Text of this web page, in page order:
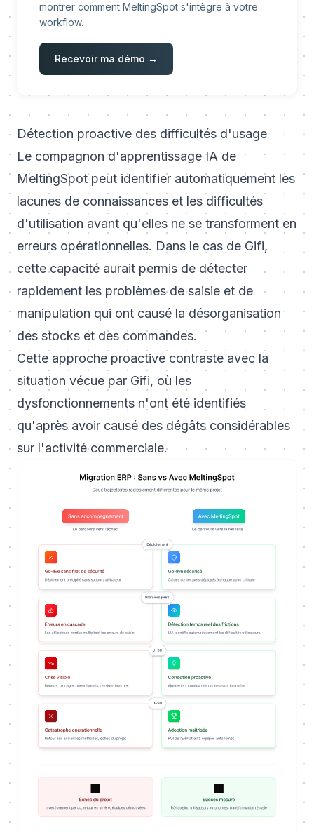
montrer comment MeltingSpot s'intègre à votre
workflow.
Recevoir ma démo →
Détection proactive des difficultés d'usage
Le compagnon d'apprentissage IA de
MeltingSpot peut identifier automatiquement les
lacunes de connaissances et les difficultés
d'utilisation avant qu'elles ne se transforment en
erreurs opérationnelles. Dans le cas de Gifi,
cette capacité aurait permis de détecter
rapidement les problèmes de saisie et de
manipulation qui ont causé la désorganisation
des stocks et des commandes.
Cette approche proactive contraste avec la
situation vécue par Gifi, où les
dysfonctionnements n'ont été identifiés
qu'après avoir causé des dégâts considérables
sur l'activité commerciale.